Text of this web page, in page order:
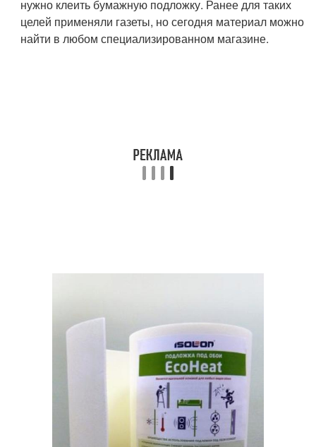
нужно клеить бумажную подложку. Ранее для таких
целей применяли газеты, но сегодня материал можно
найти в любом специализированном магазине.